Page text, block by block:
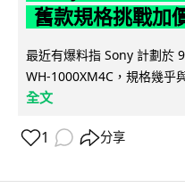
舊款規格挑戰加
最近有爆料指 Sony 計劃於
WH-1000XM4C，規格幾乎
全文
1 分享